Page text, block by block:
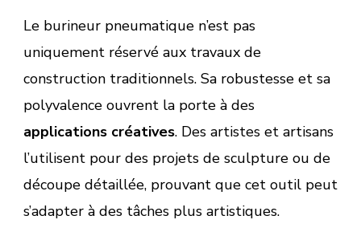
Le burineur pneumatique n’est pas
uniquement réservé aux travaux de
construction traditionnels. Sa robustesse et sa
polyvalence ouvrent la porte à des
applications créatives. Des artistes et artisans
l’utilisent pour des projets de sculpture ou de
découpe détaillée, prouvant que cet outil peut
s’adapter à des tâches plus artistiques.